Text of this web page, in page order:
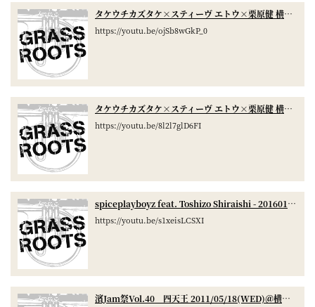
タケウチカズタケ×スティーヴ エトウ×栗原健 横浜Grassroots①
https://youtu.be/ojSb8wGkP_0
タケウチカズタケ×スティーヴ エトウ×栗原健 横浜Grassroots②
https://youtu.be/8l2l7glD6FI
spiceplayboyz feat. Toshizo Shiraishi - 20160124 Set 2 Yokohama Grassroots
https://youtu.be/s1xeisLCSXI
濱Jam祭Vol.40 四天王 2011/05/18(WED)＠横浜GrassRoots Part.3 4/4